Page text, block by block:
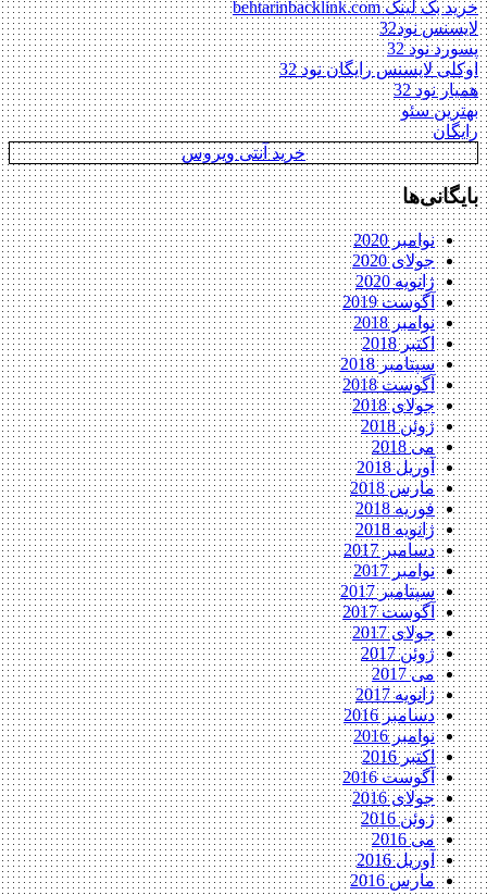
خرید بک لینک behtarinbacklink.com
لایسنس نود32
پسورد نود 32
اوکلی لایسنس رایگان نود 32
همیار نود 32
بهترین سئو
رایگان
خرید آنتی ویروس
بایگانی‌ها
نوامبر 2020
جولای 2020
ژانویه 2020
آگوست 2019
نوامبر 2018
اکتبر 2018
سپتامبر 2018
آگوست 2018
جولای 2018
ژوئن 2018
می 2018
آوریل 2018
مارس 2018
فوریه 2018
ژانویه 2018
دسامبر 2017
نوامبر 2017
سپتامبر 2017
آگوست 2017
جولای 2017
ژوئن 2017
می 2017
ژانویه 2017
دسامبر 2016
نوامبر 2016
اکتبر 2016
آگوست 2016
جولای 2016
ژوئن 2016
می 2016
آوریل 2016
مارس 2016